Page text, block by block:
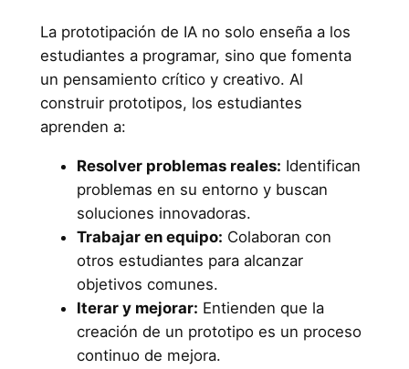
La prototipación de IA no solo enseña a los
estudiantes a programar, sino que fomenta
un pensamiento crítico y creativo. Al
construir prototipos, los estudiantes
aprenden a:
Resolver problemas reales: Identifican
problemas en su entorno y buscan
soluciones innovadoras.
Trabajar en equipo: Colaboran con
otros estudiantes para alcanzar
objetivos comunes.
Iterar y mejorar: Entienden que la
creación de un prototipo es un proceso
continuo de mejora.